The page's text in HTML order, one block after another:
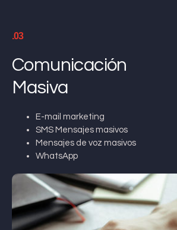
.03
Comunicación
Masiva
E-mail marketing
SMS Mensajes masivos
Mensajes de voz masivos
WhatsApp